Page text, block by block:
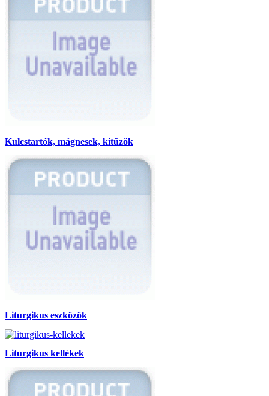
Kulcstartók, mágnesek, kitűzők
Liturgikus eszközök
Liturgikus kellékek